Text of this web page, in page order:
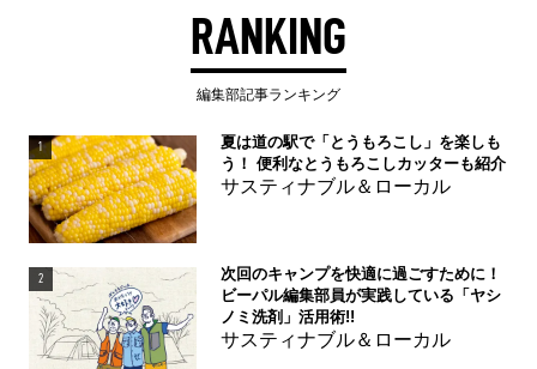
RANKING
編集部記事ランキング
1
夏は道の駅で「とうもろこし」を楽しも
う！ 便利なとうもろこしカッターも紹介
サスティナブル＆ローカル
2
次回のキャンプを快適に過ごすために！
ビーパル編集部員が実践している「ヤシ
ノミ洗剤」活用術!!
サスティナブル＆ローカル